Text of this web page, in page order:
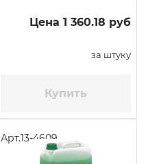
Цена 1 360.18 руб
за штуку
Купить
Арт.13-4609